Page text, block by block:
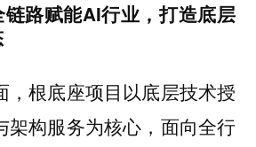
路赋能AI行业，打造底层
，根底座项目以底层技术授
架构服务为核心，面向全行